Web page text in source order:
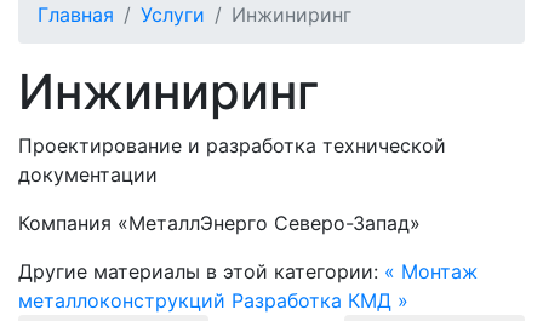
Главная
Услуги Инжиниринг
Инжиниринг
Проектирование и разработка технической
документации
Компания «МеталлЭнерго Северо-Запад»
Другие материалы в этой категории: « Монтаж
металлоконструкций Разработка КМД »